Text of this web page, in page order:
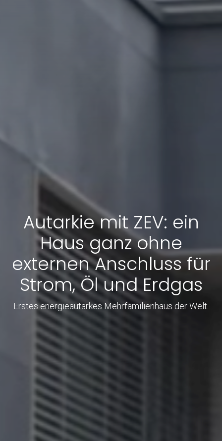
Autarkie mit ZEV: ein
Haus ganz ohne
externen Anschluss für
Strom, Öl und Erdgas
Erstes energieautarkes Mehrfamilienhaus der Welt.